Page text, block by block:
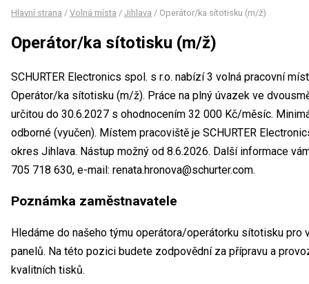
Hlavní strana / Volná místa / Jihlava / Operátor/ka sítotisku (m/ž)
Operátor/ka sítotisku (m/ž)
SCHURTER Electronics spol. s r.o. nabízí 3 volná pracovní
Operátor/ka sítotisku (m/ž). Práce na plný úvazek ve
určitou do 30.6.2027 s ohodnocením 32 000 Kč/měsíc.
odborné (vyučen). Místem pracoviště je SCHURTER
okres Jihlava. Nástup možný od 8.6.2026. Další informace
705 718 630, e-mail: renata.hronova@schurter.com.
Poznámka zaměstnavatele
Hledáme do našeho týmu operátora/operátorku sítotisku
panelů. Na této pozici budete zodpovědní za přípravu a
kvalitních tisků.